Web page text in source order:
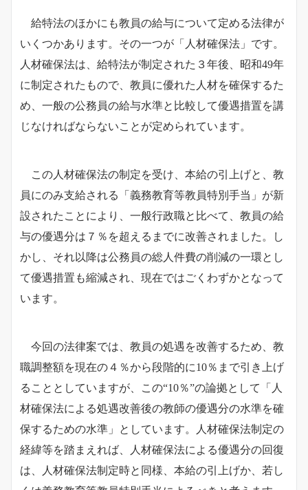
給特法のほかにも教員の給与について定める法律が
いくつかあります。その一つが「人材確保法」です。
人材確保法は、給特法が制定された３年後、昭和49年
に制定されたもので、教員に優れた人材を確保するた
め、一般の公務員の給与水準と比較して優遇措置を講
じなければならないことが定められています。
この人材確保法の制定を受け、本給の引上げと、教
員にのみ支給される「義務教育等教員特別手当」が新
設されたことにより、一般行政職と比べて、教員の給
与の優遇分は７％を超えるまでに改善されました。し
かし、それ以降は公務員の総人件費の削減の一環とし
て優遇措置も縮減され、現在ではごくわずかとなって
います。
今回の法律案では、教員の処遇を改善するため、教
職調整額を現在の４％から段階的に10％まで引き上げ
ることとしていますが、この“10％”の論拠として「人
材確保法による処遇改善後の教師の優遇分の水準を確
保するための水準」としています。
人材確保法制定の
経緯等を踏まえれば、人材確保法による優遇分の回復
は、人材確保法制定時と同様、本給の引上げか、若し